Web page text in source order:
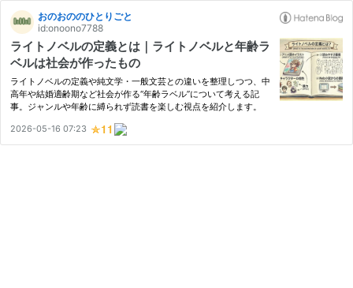
おのおののひとりごと
id:onoono7788
ライトノベルの定義とは｜ライトノベルと年齢ラ
ベルは社会が作ったもの
ライトノベルの定義や純文学・一般文芸との違いを整理しつつ、中
高年や結婚適齢期など社会が作る“年齢ラベル”について考える記
事。ジャンルや年齢に縛られず読書を楽しむ視点を紹介します。
2026-05-16 07:23